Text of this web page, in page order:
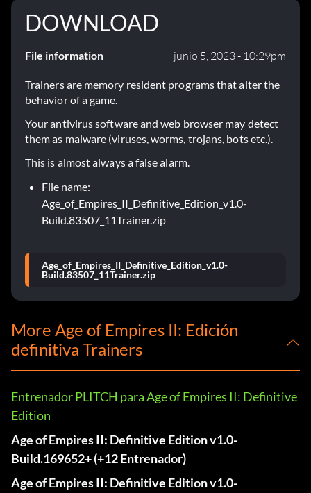
DOWNLOAD
File information junio 5, 2023 - 10:29pm
Trainers are memory resident programs that alter the
behavior of a game.
Your antivirus software and web browser may detect
them as malware (viruses, worms, trojans, bots etc.).
This is almost always a false alarm.
File name:
Age_of_Empires_II_Definitive_Edition_v1.0-
Build.83507_11Trainer.zip
Age_of_Empires_II_Definitive_Edition_v1.0-
Build.83507_11Trainer.zip
More Age of Empires II: Edición
definitiva Trainers
Entrenador PLITCH para Age of Empires II: Definitive
Edition
Age of Empires II: Definitive Edition v1.0-
Build.169652+ (+12 Entrenador)
Age of Empires II: Definitive Edition v1.0-